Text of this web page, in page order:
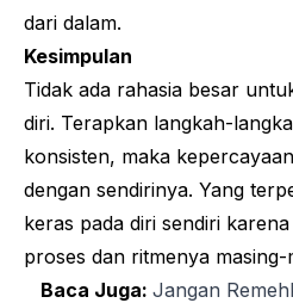
dari dalam.
Kesimpulan
Tidak ada rahasia besar
diri. Terapkan langkah-
konsisten, maka
dengan sendirinya. Yang
keras pada diri sendiri
proses dan ritmenya masing-
Baca Juga: Jangan